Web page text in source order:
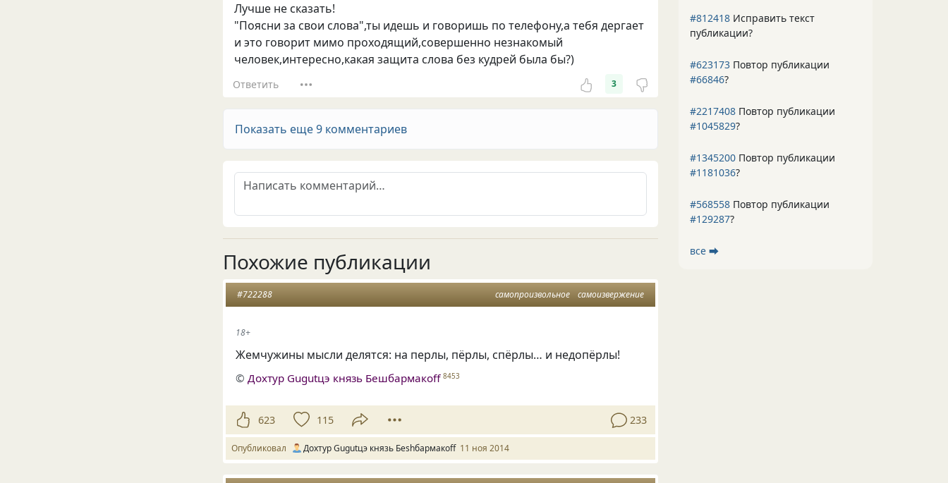
Лучше не сказать!
"Поясни за свои слова",ты идешь и говоришь по телефону,а тебя дергает
и это говорит мимо проходящий,совершенно незнакомый
человек,интересно,какая защита слова без кудрей была бы?)
Ответить 3
Показать еще 9 комментариев
Похожие публикации
самопроизвольное самоизвержение
#722288
18+
Жемчужины мысли делятся: на перлы, пёрлы, спёрлы… и недопёрлы!
© Дохтур Gugutцэ князь Бешбармакоff 8453
623 115 233
Опубликовал Дохтур Gugutцэ князь Беshбармакоff 11 ноя 2014
#812418 Исправить текст
публикации?
#623173 Повтор публикации
#66846?
#2217408 Повтор публикации
#1045829?
#1345200 Повтор публикации
#1181036?
#568558 Повтор публикации
#129287?
все ⮕